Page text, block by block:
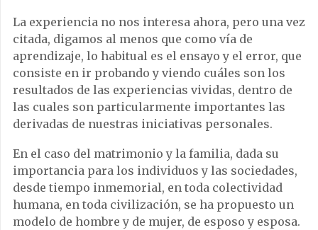
La experiencia no nos interesa ahora, pero una vez
citada, digamos al menos que como vía de
aprendizaje, lo habitual es el ensayo y el error, que
consiste en ir probando y viendo cuáles son los
resultados de las experiencias vividas, dentro de
las cuales son particularmente importantes las
derivadas de nuestras iniciativas personales.
En el caso del matrimonio y la familia, dada su
importancia para los individuos y las sociedades,
desde tiempo inmemorial, en toda colectividad
humana, en toda civilización, se ha propuesto un
modelo de hombre y de mujer, de esposo y esposa.